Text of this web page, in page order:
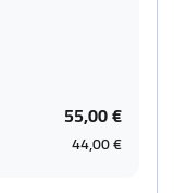
55,00 €
44,00 €